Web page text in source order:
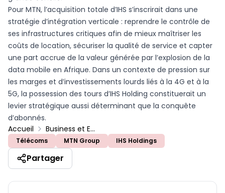
Pour MTN, l’acquisition totale d’IHS s’inscrirait dans une
stratégie d’intégration verticale : reprendre le contrôle de
ses infrastructures critiques afin de mieux maîtriser les
coûts de location, sécuriser la qualité de service et capter
une part accrue de la valeur générée par l’explosion de la
data mobile en Afrique. Dans un contexte de pression sur
les marges et d’investissements lourds liés à la 4G et à la
5G, la possession des tours d’IHS Holding constituerait un
levier stratégique aussi déterminant que la conquête
d’abonnés.
Accueil
Business et Entreprises
Télécoms MTN Group IHS Holdings
Partager